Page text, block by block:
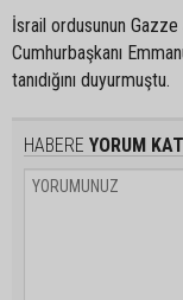
İsrail ordusunun Gazze
Cumhurbaşkanı
tanıdığını duyurmuştu.
HABERE YORUM KAT